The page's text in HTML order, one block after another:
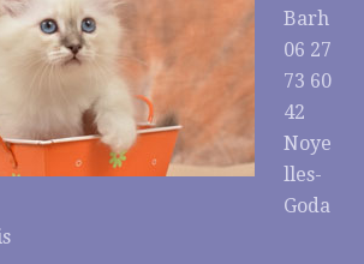
Barh
06 27
73 60
42
Noye
lles-
Goda